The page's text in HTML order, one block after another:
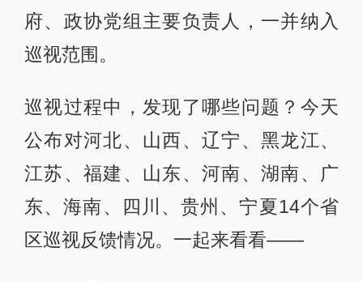
府、政协党组主要负责人，一并纳入
巡视范围。
巡视过程中，发现了哪些问题？今天
公布对河北、山西、辽宁、黑龙江、
江苏、福建、山东、河南、湖南、广
东、海南、四川、贵州、宁夏14个省
区巡视反馈情况。一起来看看——